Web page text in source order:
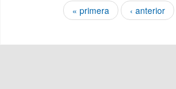
Páginas« primera ‹ anterior